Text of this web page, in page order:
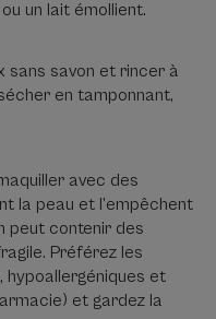
un lait émollient.
sans savon et rincer à
en tamponnant,
avec des
la peau et l’empêchent
peut contenir des
Préférez les
hypoallergéniques et
et gardez la